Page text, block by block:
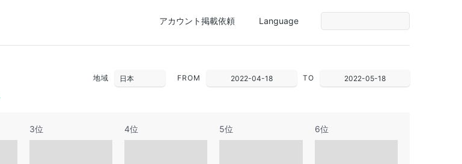
アカウント掲載依頼 Language
地域 FROM 2022-04-18 TO 2022-05-18
3位 4位 5位 6位